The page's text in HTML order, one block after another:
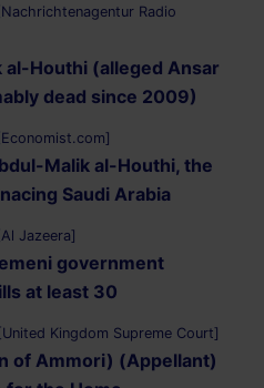
Radio
Houthi (alleged Ansar
dead since 2009)
Malik al-Houthi, the
Saudi Arabia
Jazeera]
government
at least 30
Kingdom Supreme Court]
of Ammori) (Appellant)